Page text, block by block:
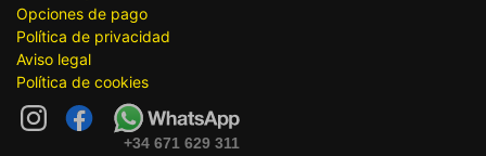
Opciones de pago
Política de privacidad
Aviso legal
Política de cookies
+34 671 629 311